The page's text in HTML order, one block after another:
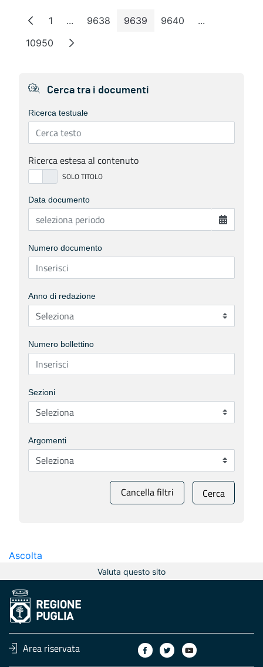
Page
1 ...Intermediate Pages
Page
9638 Page
9639 Page
9640 ...Intermediate
Page
10950
Cerca tra i documenti
Ricerca testuale
Ricerca estesa al contenuto
Data documento
Numero documento
Anno di redazione
Numero bollettino
Sezioni
Argomenti
Cancella filtri Cerca
Ascolta
Valuta questo sito
Area riservata